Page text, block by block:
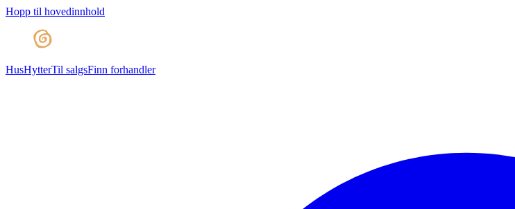
Hopp til hovedinnhold
HusHytterTil salgsFinn forhandler